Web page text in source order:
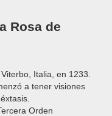
Rosa de
Italia, en 1233.
a tener visiones
Orden